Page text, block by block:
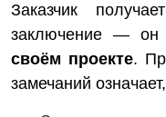
Заказчик
заключение — он
своём проекте.
замечаний